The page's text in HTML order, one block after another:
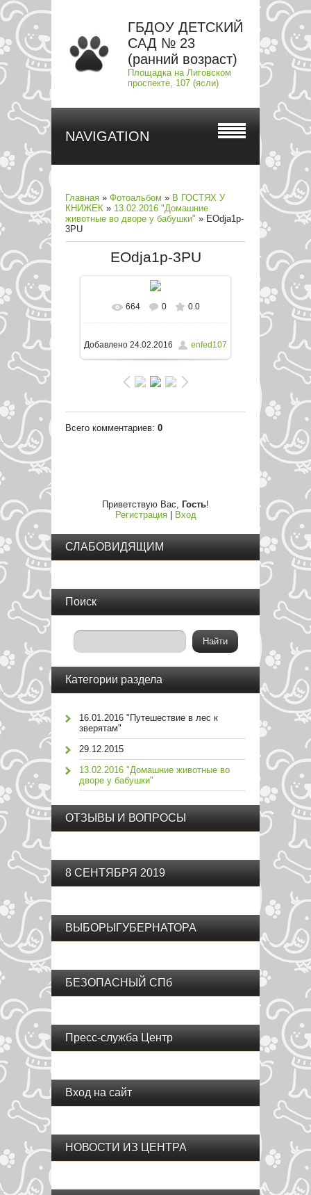
ГБДОУ ДЕТСКИЙ
САД № 23
(ранний возраст)
Площадка на Лиговском
проспекте, 107 (ясли)
NAVIGATION
Главная » Фотоальбом » В ГОСТЯХ У
КНИЖЕК » 13.02.2016 "Домашние
животные во дворе у бабушки" » EOdja1p-
3PU
EOdja1p-3PU
В реальном размере 604x403
/ 102.1Kb
664 0 0.0
Добавлено 24.02.2016 enfed107
Всего комментариев: 0
Приветствую Вас Гость!
Регистрация| Вход
СЛАБОВИДЯЩИМ
Поиск
Категории раздела
16.01.2016 "Путешествие в лес к
зверятам"
29.12.2015
13.02.2016 "Домашние животные во
дворе у бабушки"
ОТЗЫВЫ И ВОПРОСЫ
8 СЕНТЯБРЯ 2019
ВЫБОРЫГУБЕРНАТОРА
БЕЗОПАСНЫЙ СПб
Пресс-служба Центр
Вход на сайт
НОВОСТИ ИЗ ЦЕНТРА